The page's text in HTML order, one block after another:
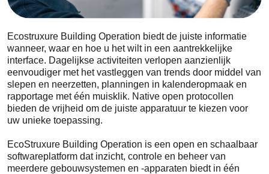
Ecostruxure Building Operation biedt de juiste informatie
wanneer, waar en hoe u het wilt in een aantrekkelijke
interface. Dagelijkse activiteiten verlopen aanzienlijk
eenvoudiger met het vastleggen van trends door middel van
slepen en neerzetten, planningen in kalenderopmaak en
rapportage met één muisklik. Native open protocollen
bieden de vrijheid om de juiste apparatuur te kiezen voor
uw unieke toepassing.
EcoStruxure Building Operation is een open en schaalbaar
softwareplatform dat inzicht, controle en beheer van
meerdere gebouwsystemen en -apparaten biedt in één